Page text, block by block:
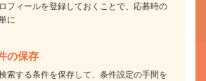
フィールを登録しておくことで、応募時の
に
の保存
索する条件を保存して、条件設定の手間を